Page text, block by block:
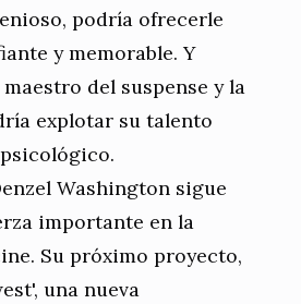
podría ofrecerle
y memorable. Y
del suspense y la
explotar su talento
Washington sigue
importante en la
Su próximo proyecto,
una nueva